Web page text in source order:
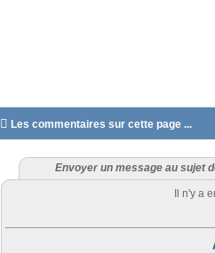
 Les commentaires sur cette page ...
Envoyer un message au sujet
Il n'y a